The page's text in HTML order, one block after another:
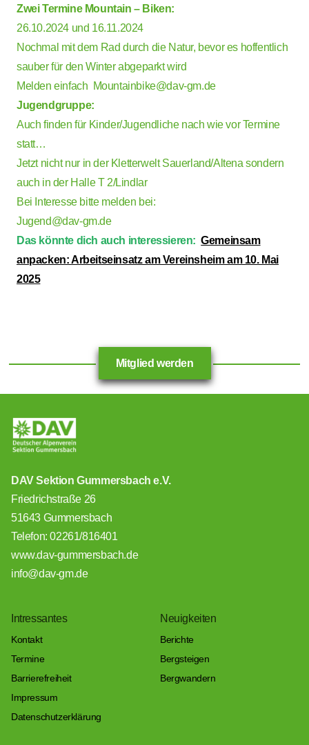
Zwei Termine Mountain – Biken:
26.10.2024 und 16.11.2024
Nochmal mit dem Rad durch die Natur, bevor es hoffentlich
sauber für den Winter abgeparkt wird
Melden einfach Mountainbike@dav-gm.de
Jugendgruppe:
Auch finden für Kinder/Jugendliche nach wie vor Termine
statt…
Jetzt nicht nur in der Kletterwelt Sauerland/Altena sondern
auch in der Halle T 2/Lindlar
Bei Interesse bitte melden bei:
Jugend@dav-gm.de
Das könnte dich auch interessieren: Gemeinsam
anpacken: Arbeitseinsatz am Vereinsheim am 10. Mai
2025
Mitglied werden
DAV Sektion Gummersbach e.V.
Friedrichstraße 26
51643 Gummersbach
Telefon: 02261/816401
www.dav-gummersbach.de
info@dav-gm.de
Intressantes
Kontakt
Termine
Barrierefreiheit
Impressum
Datenschutzerklärung
Neuigkeiten
Berichte
Bergsteigen
Bergwandern